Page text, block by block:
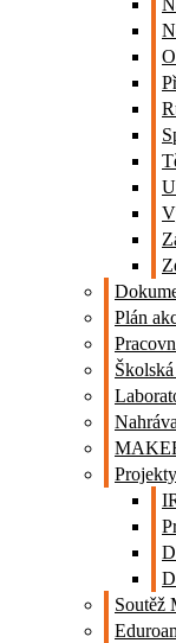
Plán
Projekty
Soutěž